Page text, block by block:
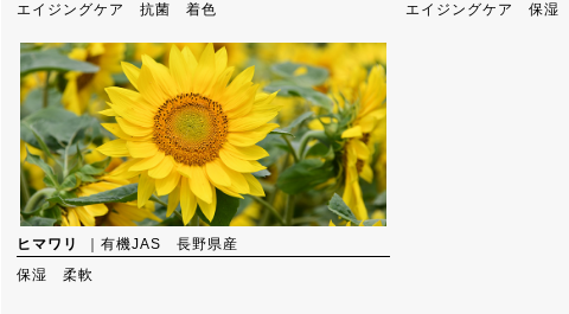
エイジングケア 抗菌 着色
エイジングケア 保湿
ヒマワリ
｜有機JAS 長野県産
保湿 柔軟